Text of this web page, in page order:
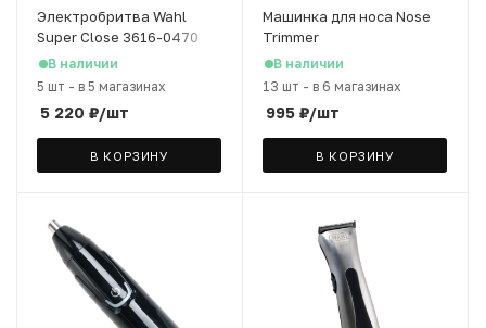
Электробритва Wahl
Super Close 3616-0470
В наличии
5 шт - в 5 магазинах
5 220 ₽/шт
В КОРЗИНУ
Машинка для носа Nose
Trimmer
В наличии
13 шт - в 6 магазинах
995 ₽/шт
В КОРЗИНУ